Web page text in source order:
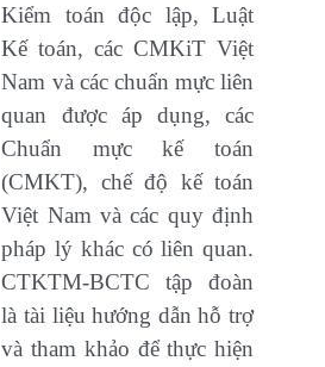
Kiểm toán độc lập, Luật
Kế toán, các CMKiT Việt
Nam và các chuẩn mực liên
quan được áp dụng, các
Chuẩn mực kế toán
(CMKT), chế độ kế toán
Việt Nam và các quy định
pháp lý khác có liên quan.
CTKTM-BCTC tập đoàn
là tài liệu hướng dẫn hỗ trợ
và tham khảo để thực hiện